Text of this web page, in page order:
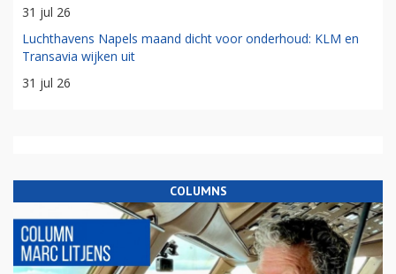
31 jul 26
Luchthavens Napels maand dicht voor onderhoud: KLM en
Transavia wijken uit
31 jul 26
COLUMNS